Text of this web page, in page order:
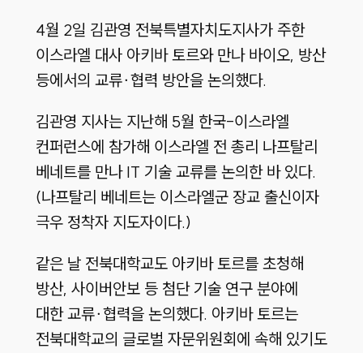
4월 2일 김관영 전북특별자치도지사가 주한
이스라엘 대사 아키바 토르와 만나 바이오, 방산
등에서의 교류∙협력 방안을 논의했다.
김관영 지사는 지난해 5월 한국-이스라엘
컨퍼런스에 참가해 이스라엘 전 총리 나프탈리
베네트를 만나 IT 기술 교류를 논의한 바 있다.
(나프탈리 베네트는 이스라엘군 장교 출신이자
극우 정착자 지도자이다.)
같은 날 전북대학교도 아키바 토르를 초청해
방산, 사이버안보 등 첨단 기술 연구 분야에
대한 교류∙협력을 논의했다. 아키바 토르는
전북대학교의 글로벌 자문위원회에 속해 있기도